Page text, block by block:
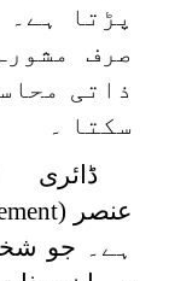
پڑتا
صرف
ذاتی
سکتا ۔
ڈائری
عنصر
ہے۔ جو